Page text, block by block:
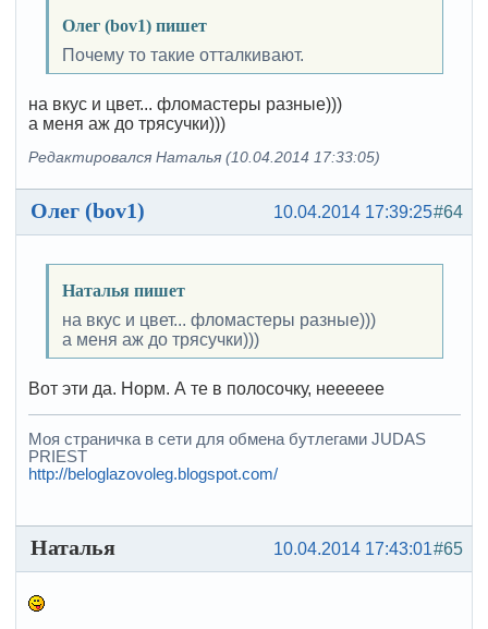
Олег (bov1) пишет
Почему то такие отталкивают.
на вкус и цвет... фломастеры разные)))
а меня аж до трясучки)))
Редактировался Наталья (10.04.2014 17:33:05)
#64
10.04.2014 17:39:25
Олег (bov1)
Наталья пишет
на вкус и цвет... фломастеры разные)))
а меня аж до трясучки)))
Вот эти да. Норм. А те в полосочку, нееееее
Моя страничка в сети для обмена бутлегами JUDAS
PRIEST
http://beloglazovoleg.blogspot.com/
#65
10.04.2014 17:43:01
Наталья